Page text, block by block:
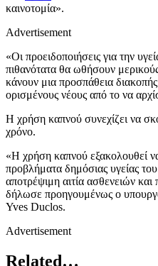
καινοτομία».
Advertisement
«Οι προειδοποιήσεις για την
πιθανότατα θα ωθήσουν
κάνουν μια προσπάθεια
ορισμένους νέους από το να
Η χρήση καπνού συνεχίζει να
χρόνο.
«Η χρήση καπνού εξακολουθεί
προβλήματα δημόσιας υγείας
αποτρέψιμη αιτία ασθενειών
δήλωσε προηγουμένως ο
Yves Duclos.
Advertisement
Related…